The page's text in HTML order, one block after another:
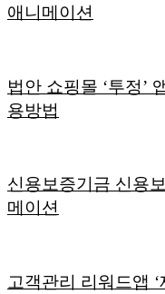
애니메이션
법안 쇼핑몰 ‘투정’
용방법
신용보증기금 신용
메이션
고객관리 리워드앱